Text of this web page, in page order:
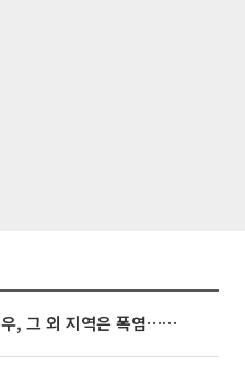
동해안은 시간당 80㎜ 폭우, 그 외 지역은 폭염…‘극과 극 날씨’